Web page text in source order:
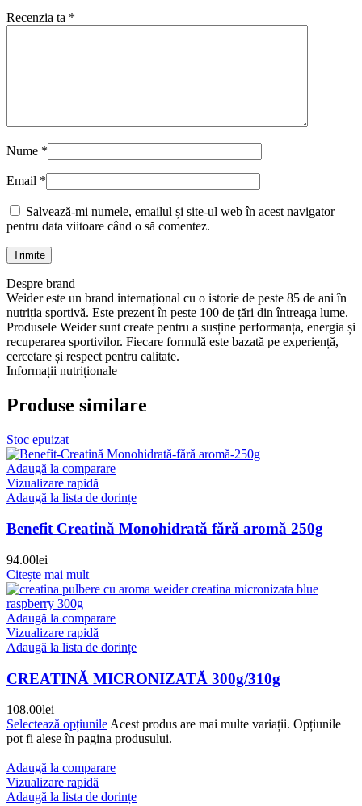
Recenzia ta *
Nume *
Email *
Salvează-mi numele, emailul și site-ul web în acest navigator
pentru data viitoare când o să comentez.
Despre brand
Weider este un brand internațional cu o istorie de peste 85 de ani în
nutriția sportivă. Este prezent în peste 100 de țări din întreaga lume.
Produsele Weider sunt create pentru a susține performanța, energia și
recuperarea sportivilor. Fiecare formulă este bazată pe experiență,
cercetare și respect pentru calitate.
Informații nutriționale
Produse similare
Stoc epuizat
Adaugă la comparare
Vizualizare rapidă
Adaugă la lista de dorințe
Benefit Creatină Monohidrată fără aromă 250g
94.00lei
Citește mai mult
Adaugă la comparare
Vizualizare rapidă
Adaugă la lista de dorințe
CREATINĂ MICRONIZATĂ 300g/310g
108.00lei
Selectează opțiunile Acest produs are mai multe variații. Opțiunile
pot fi alese în pagina produsului.
Adaugă la comparare
Vizualizare rapidă
Adaugă la lista de dorințe